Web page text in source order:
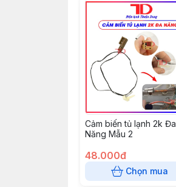
Cảm biến tủ lạnh 2k Đa
Năng Mẫu 2
48.000đ
Chọn mua